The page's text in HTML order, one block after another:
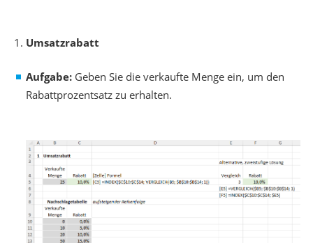
Umsatzrabatt
Aufgabe: Geben Sie die verkaufte Menge ein, um den
Rabattprozentsatz zu erhalten.